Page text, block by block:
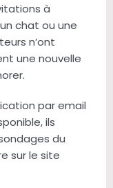
à
chat ou une
n’ont
une nouvelle
par email
ils
du
sur le site